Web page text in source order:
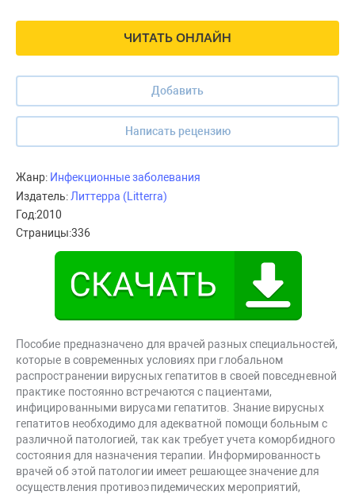
ЧИТАТЬ ОНЛАЙН
Добавить
Написать рецензию
Жанр: Инфекционные заболевания
Издатель:Литтерра (Litterra)
Год:2010
Страницы:336
Пособие предназначено для врачей разных специальностей,
которые в современных условиях при глобальном
распространении вирусных гепатитов в своей повседневной
практике постоянно встречаются с пациентами,
инфицированными вирусами гепатитов. Знание вирусных
гепатитов необходимо для адекватной помощи больным с
различной патологией, так как требует учета коморбидного
состояния для назначения терапии. Информированность
врачей об этой патологии имеет решающее значение для
осуществления противоэпидемических мероприятий,